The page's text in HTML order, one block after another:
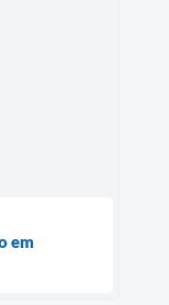
em